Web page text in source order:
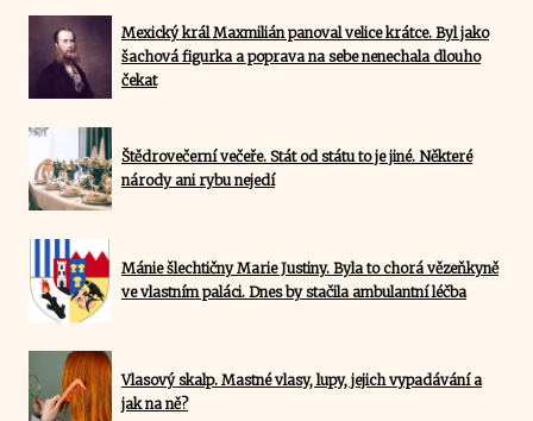
Mexický král Maxmilián panoval velice krátce. Byl jako
šachová figurka a poprava na sebe nenechala dlouho
čekat
Štědrovečerní večeře. Stát od státu to je jiné. Některé
národy ani rybu nejedí
Mánie šlechtičny Marie Justiny. Byla to chorá vězeňkyně
ve vlastním paláci. Dnes by stačila ambulantní léčba
Vlasový skalp. Mastné vlasy, lupy, jejich vypadávání a
jak na ně?